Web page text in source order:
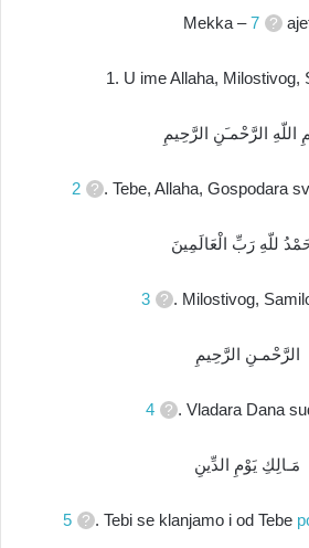
Mekka –7
1. U ime Allaha, Milostivog,
اللّهِ الرَّحْمـَنِ الرَّحِيمِ
2 . Tebe, Allaha, Gospodara
للّهِ رَبِّ الْعَالَمِينَ
3 . Milostivog,
الرَّحْمـنِ الرَّحِيمِ
4 . Vladara Dana
مَـالِكِ يَوْمِ الدِّينِ
5 . Tebi se klanjamo i od Tebe